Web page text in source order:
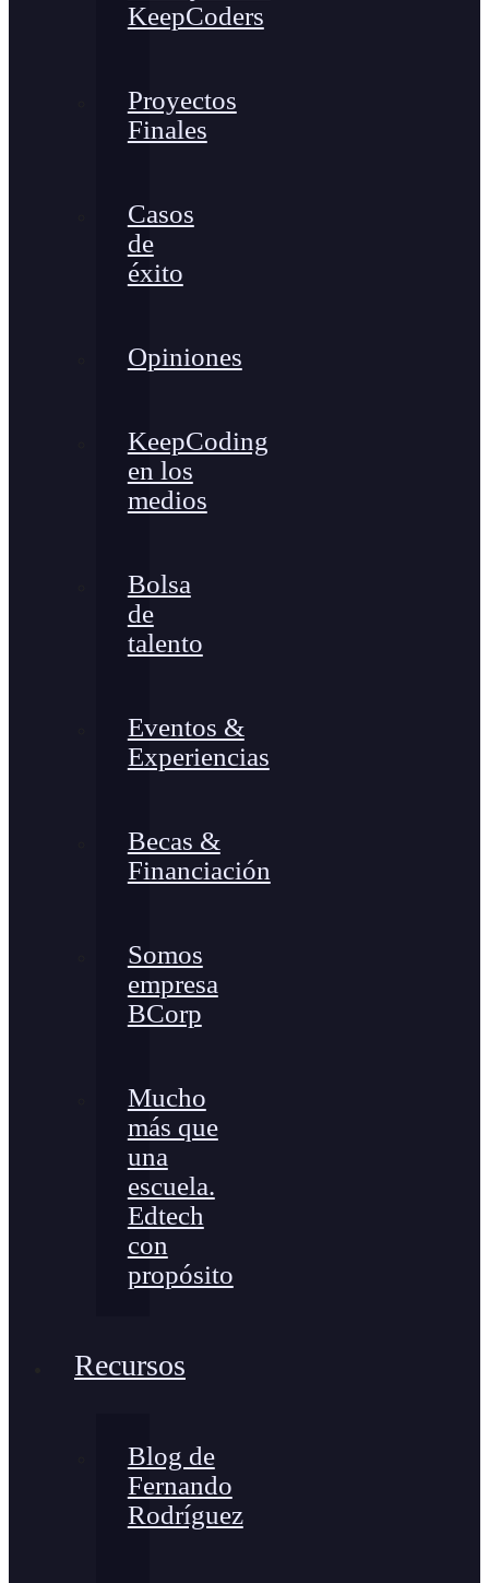
KeepCoders
Proyectos
Finales
Casos
de
éxito
Opiniones
KeepCoding
en los
medios
Bolsa
de
talento
Eventos &
Experiencias
Becas &
Financiación
Somos
empresa
BCorp
Mucho
más que
una
escuela.
Edtech
con
propósito
Recursos
Blog de
Fernando
Rodríguez